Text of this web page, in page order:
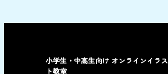
小学生・中高生向け オンラインイラス
ト教室